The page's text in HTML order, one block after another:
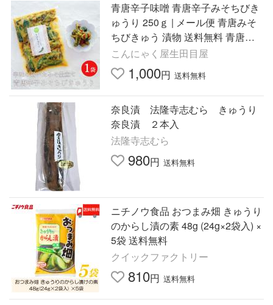
青唐辛子味噌 青唐辛子みそちびき
ゅうり 250ｇ | メール便 青唐みそ
ちびきゅう 漬物 送料無料 青唐味
噌 ご飯 青唐みそ 青唐味噌 おかず
味噌 おにぎり みそ
こんにゃく屋生田目屋
1,000円 送料無料
奈良漬 法隆寺志むら きゅうり
奈良漬 ２本入
法隆寺志むら
980円 送料無料
ニチノウ食品 おつまみ畑 きゅうり
のからし漬の素 48g (24g×2袋入) ×
5袋 送料無料
クイックファクトリー
810円 送料無料